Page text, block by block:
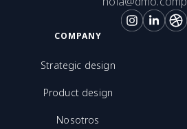
COMPANY
Strategic design
Product design
Nosotros